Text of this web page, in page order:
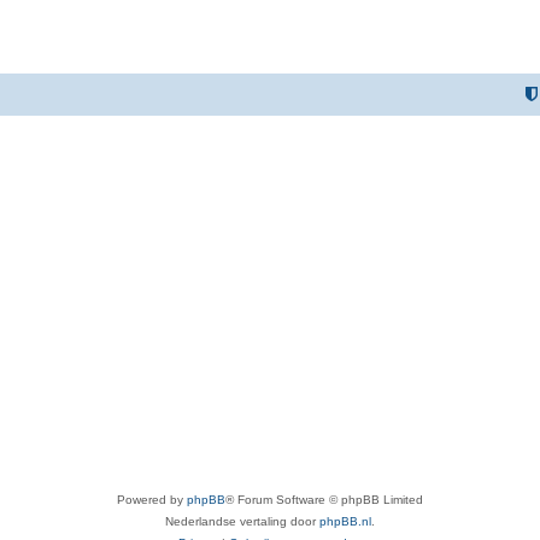
Powered by phpBB® Forum Software © phpBB Limited
Nederlandse vertaling doorphpBB.nl